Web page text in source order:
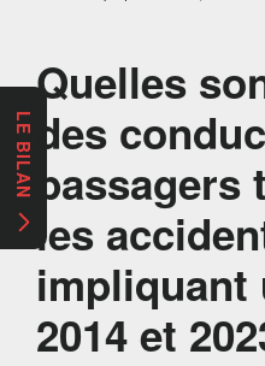
Quelles
des
passagers
les
impliquant
2014 et
LE BILAN